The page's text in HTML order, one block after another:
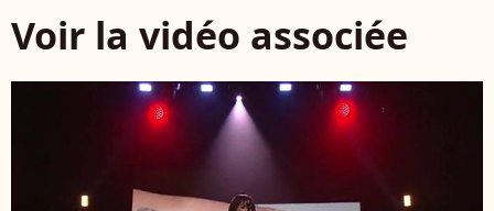
Voir la vidéo associée